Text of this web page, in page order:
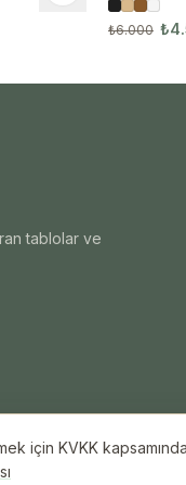
₺6.000
tablolar ve
için KVKK